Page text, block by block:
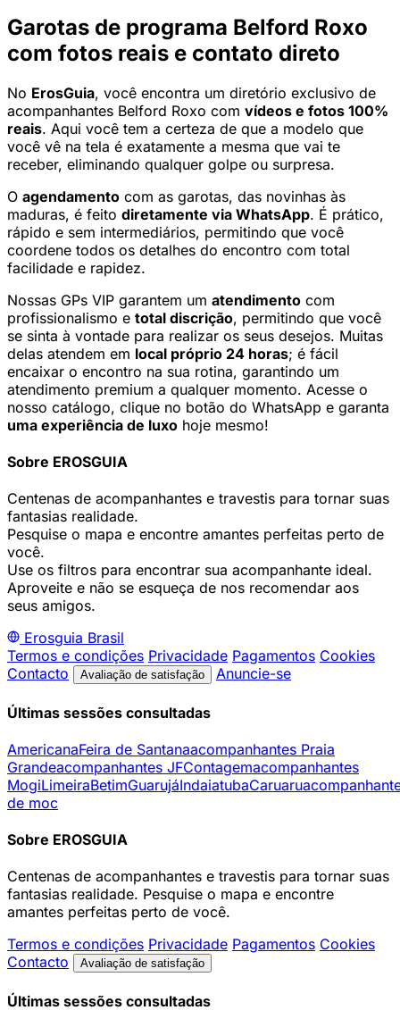
Garotas de programa Belford Roxo
com fotos reais e contato direto
No ErosGuia, você encontra um diretório exclusivo de
acompanhantes Belford Roxo com vídeos e fotos 100%
reais. Aqui você tem a certeza de que a modelo que
você vê na tela é exatamente a mesma que vai te
receber, eliminando qualquer golpe ou surpresa.
O agendamento com as garotas, das novinhas às
maduras, é feito diretamente via WhatsApp. É prático,
rápido e sem intermediários, permitindo que você
coordene todos os detalhes do encontro com total
facilidade e rapidez.
Nossas GPs VIP garantem um atendimento com
profissionalismo e total discrição, permitindo que você
se sinta à vontade para realizar os seus desejos. Muitas
delas atendem em local próprio 24 horas; é fácil
encaixar o encontro na sua rotina, garantindo um
atendimento premium a qualquer momento. Acesse o
nosso catálogo, clique no botão do WhatsApp e garanta
uma experiência de luxo hoje mesmo!
Sobre EROSGUIA
Centenas de acompanhantes e travestis para tornar suas
fantasias realidade.
Pesquise o mapa e encontre amantes perfeitas perto de
você.
Use os filtros para encontrar sua acompanhante ideal.
Aproveite e não se esqueça de nos recomendar aos
seus amigos.
Erosguia Brasil
Termos e condições Privacidade Pagamentos Cookies
Contacto
Avaliação de satisfação Anuncie-se
Últimas sessões consultadas
AmericanaFeira de Santanaacompanhantes Praia
Grandeacompanhantes JFContagemacompanhantes
MogiLimeiraBetimGuarujáIndaiatubaCaruaru
de moc
Sobre EROSGUIA
Centenas de acompanhantes e travestis para tornar suas
fantasias realidade. Pesquise o mapa e encontre
amantes perfeitas perto de você.
Termos e condições Privacidade Pagamentos Cookies
Contacto
Avaliação de satisfação
Últimas sessões consultadas